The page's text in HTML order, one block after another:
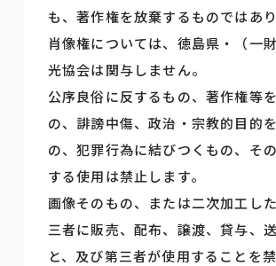
も、著作権を放棄するものではあり
肖像権については、徳島県・（一
光協会は関与しません。
公序良俗に反するもの、著作権等
の、誹謗中傷、政治・宗教的目的
の、犯罪行為に結びつくもの、そ
する使用は禁止します。
画像そのもの、または二次加工し
三者に販売、配布、譲渡、貸与、
と、及び第三者が使用することを禁